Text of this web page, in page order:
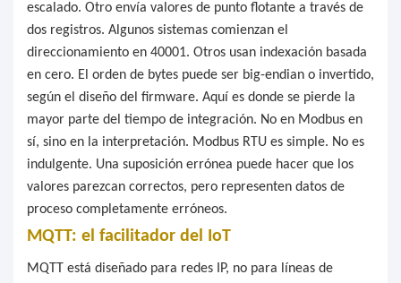
escalado. Otro envía valores de punto flotante a través de
dos registros. Algunos sistemas comienzan el
direccionamiento en 40001. Otros usan indexación basada
en cero. El orden de bytes puede ser big-endian o invertido,
según el diseño del firmware. Aquí es donde se pierde la
mayor parte del tiempo de integración. No en Modbus en
sí, sino en la interpretación. Modbus RTU es simple. No es
indulgente. Una suposición errónea puede hacer que los
valores parezcan correctos, pero representen datos de
proceso completamente erróneos.
MQTT: el facilitador del IoT
MQTT está diseñado para redes IP, no para líneas de